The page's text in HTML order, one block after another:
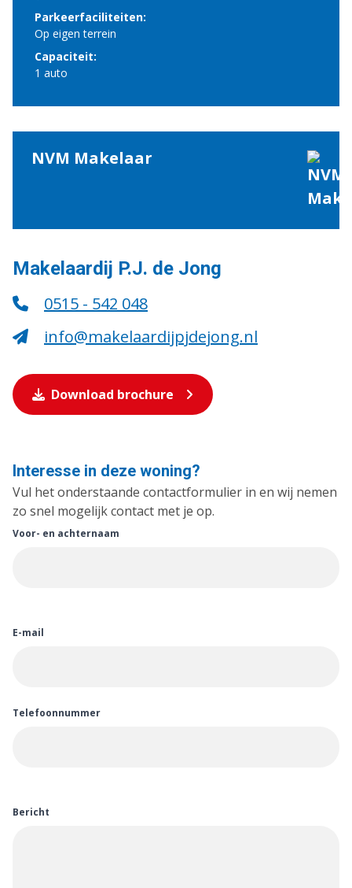
Parkeerfaciliteiten:
Op eigen terrein
Capaciteit:
1 auto
NVM Makelaar
Makelaardij P.J. de Jong
0515 - 542 048
info@makelaardijpjdejong.nl
Download brochure
Interesse in deze woning?
Vul het onderstaande contactformulier in en wij nemen
zo snel mogelijk contact met je op.
Voor- en achternaam
E-mail
Telefoonnummer
Bericht